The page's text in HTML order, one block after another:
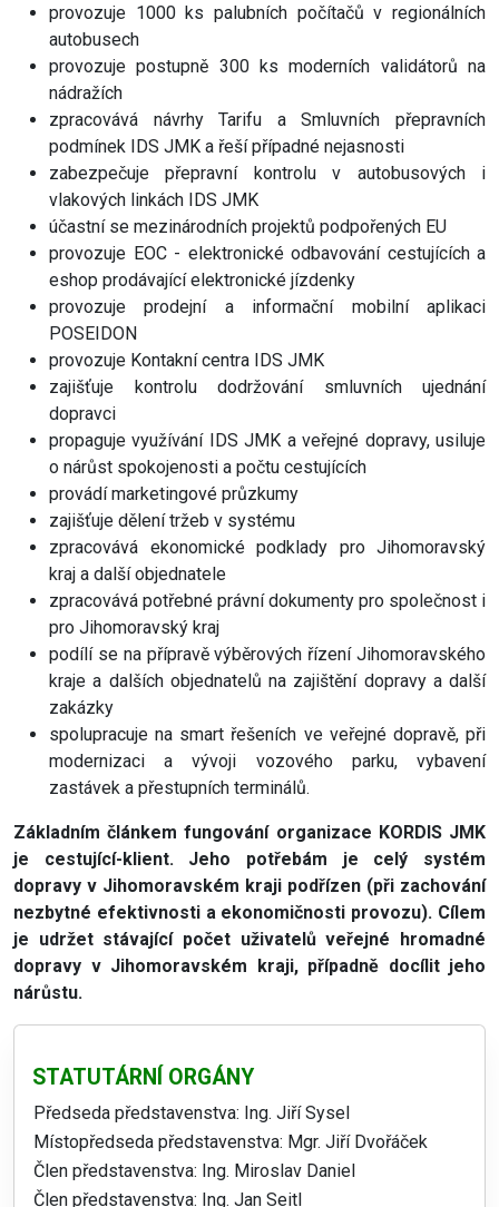
provozuje 1000 ks palubních počítačů v regionálních
autobusech
provozuje postupně 300 ks moderních validátorů na
nádražích
zpracovává návrhy Tarifu a Smluvních přepravních
podmínek IDS JMK a řeší případné nejasnosti
zabezpečuje přepravní kontrolu v autobusových i
vlakových linkách IDS JMK
účastní se mezinárodních projektů podpořených EU
provozuje EOC - elektronické odbavování cestujících a
eshop prodávající elektronické jízdenky
provozuje prodejní a informační mobilní aplikaci
POSEIDON
provozuje Kontakní centra IDS JMK
zajišťuje kontrolu dodržování smluvních ujednání
dopravci
propaguje využívání IDS JMK a veřejné dopravy, usiluje
o nárůst spokojenosti a počtu cestujících
provádí marketingové průzkumy
zajišťuje dělení tržeb v systému
zpracovává ekonomické podklady pro Jihomoravský
kraj a další objednatele
zpracovává potřebné právní dokumenty pro společnost i
pro Jihomoravský kraj
podílí se na přípravě výběrových řízení Jihomoravského
kraje a dalších objednatelů na zajištění dopravy a další
zakázky
spolupracuje na smart řešeních ve veřejné dopravě, při
modernizaci a vývoji vozového parku, vybavení
zastávek a přestupních terminálů.
Základním článkem fungování organizace KORDIS JMK
je cestující-klient. Jeho potřebám je celý systém
dopravy v Jihomoravském kraji podřízen (při zachování
nezbytné efektivnosti a ekonomičnosti provozu). Cílem
je udržet stávající počet uživatelů veřejné hromadné
dopravy v Jihomoravském kraji, případně docílit jeho
nárůstu.
STATUTÁRNÍ ORGÁNY
Předseda představenstva: Ing. Jiří Sysel
Místopředseda představenstva: Mgr. Jiří Dvořáček
Člen představenstva: Ing. Miroslav Daniel
Člen představenstva: Ing. Jan Seitl